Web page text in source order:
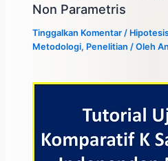
Non Parametris
Tinggalkan Komentar /
Metodologi, Penelitian / Oleh